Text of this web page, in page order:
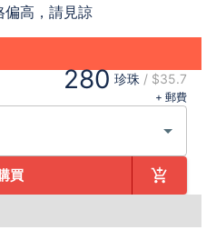
偏高，請見諒
280 珍珠 / $35.7
+ 郵費
買